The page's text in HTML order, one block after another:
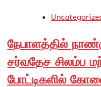
நேபாளத்தில்
சர்வதேச சிலம்ப
போட்டிகளில்